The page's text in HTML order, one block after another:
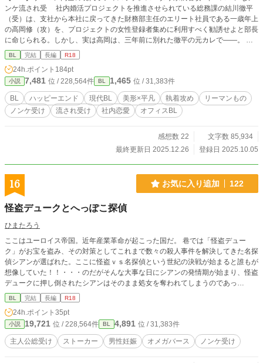
ンケ流され受 社内婚活プロジェクトを推進させられている総務課の結川徹平
（受）は、支社から本社に戻ってきた財務部主任のエリート社員である一歳年上
の高岡修（攻）を、プロジェクトの女性登録者集めに利用すべく勧誘せよと部長
に命じられる。しかし、実は高岡は、三年前に別れた徹平の元カレで――。
俺が、勧誘するのか……。 『社内恋愛推奨！ みんなカップルになぁれ！』
に……。 俺の……元カレを……！？ そして資料を渡した高岡に、 「条件が
ある」 と、ある条件を提示されて――。 ---------------------- すれ違いによって
別れて三年。別れたことに納得できず、三年間受に未練があったハイスペ攻が、
社内で受に復縁を迫る話。 ちょっと無理やりエロ。 ラブコメ、ハッピーエン
ド。軽め。 一人称。 性描写は※をつけます。 各章の最終話には*をつけます。
※完結しました※ ---------------------- ◆登場人物 結川徹平（ゆいかわてっぺい）
BL 完結 長編 R18
24h.ポイント 184pt
小説 7,481 位 / 228,564件 BL 1,465 位 / 31,383件
BL ハッピーエンド 現代BL 美形×平凡 執着攻め
リーマンもの
ノンケ受け
流され受け 社内恋愛 オフィスBL
感想数 22
文字数 85,934
最終更新日 2025.12.26
登録日 2025.10.05
16 お気に入り追加 122
怪盗デュークとへっぽこ探偵
ひまたろう
ここはユーロイス帝国。近年産業革命が起こった国だ。 巷では「怪盗デュー
ク」がお宝を盗み、その対策としてこれまで数々の殺人事件を解決してきた名探
偵シアンが選ばれた。ここに怪盗ｖｓ名探偵という世紀の決戦が始まると誰もが
想像していた！！・・・のだがそんな大事な日にシアンの発情期が始まり、怪盗
デュークに押し倒されたシアンはそのまま処女を奪われてしまうのであっ
た・・・。 『最強最悪なストーカーの怪盗』 『段々様子がおかしくなってくる
助手』 『ヤリチンだが本命には手を出せない詐欺師』 ・エロコメディ。♡喘ぎ
あり。 ・オメガバース ・探偵が総受け（Ω） ・不憫受け、無理矢理が多い ・複
数人プレイはありません。すべて2P
BL 完結 長編 R18
24h.ポイント 35pt
小説 19,721 位 / 228,564件 BL 4,891 位 / 31,383件
主人公総受け ストーカー 男性妊娠 オメガバース ノンケ受け